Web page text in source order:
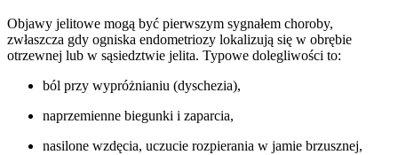
Objawy jelitowe mogą być pierwszym sygnałem choroby,
zwłaszcza gdy ogniska endometriozy lokalizują się w obrębie
otrzewnej lub w sąsiedztwie jelita. Typowe dolegliwości to:
ból przy wypróżnianiu (dyschezia),
naprzemienne biegunki i zaparcia,
nasilone wzdęcia, uczucie rozpierania w jamie brzusznej,